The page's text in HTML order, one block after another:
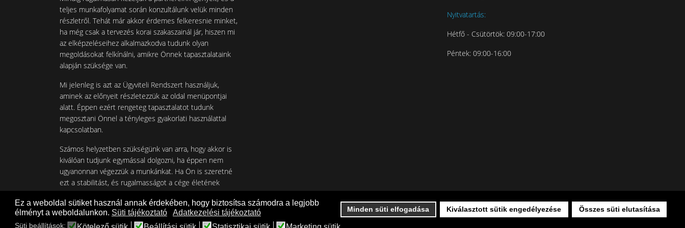
Ez a weboldal sütiket használ annak érdekében, hogy biztosítsa számodra a legjobb
élményt a weboldalunkon. Süti tájékoztató Adatkezelési tájékoztató Összes süti elutasítása
Kiválasztott sütik engedélyezése
Minden süti elfogadása
Süti beállítások:
teljes munkafolyamat során konzultálunk velük minden
részletről. Tehát már akkor érdemes felkeresnie minket,
ha még csak a tervezés korai szakaszainál jár, hiszen mi
az elképzeléseihez alkalmazkodva tudunk olyan
megoldásokat felkínálni, amikre Önnek tapasztalataink
alapján szüksége van.
Mi jelenleg is azt az Ügyviteli Rendszert használjuk,
aminek az előnyeit részletezzük az oldal menüpontjai
alatt. Éppen ezért rengeteg tapasztalatot tudunk
megosztani Önnel a tényleges gyakorlati használattal
kapcsolatban.
Számos helyzetben szükségünk van arra, hogy akkor is
kiválóan tudjunk egymással dolgozni, ha éppen nem
ugyanonnan végezzük a munkánkat. Ha Ön is szeretné
ezt a stabilitást, és rugalmasságot a cége életének
részévé tenni, keressen minket!
Nyitvatartás:
Hétfő - Csütörtök: 09:00-17:00
Péntek: 09:00-16:00